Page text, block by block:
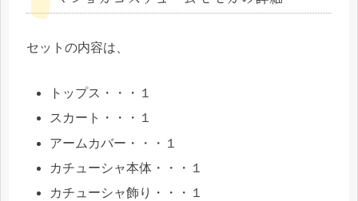
セットの内容は、
トップス・・・１
スカート・・・１
アームカバー・・・１
カチューシャ本体・・・１
カチューシャ飾り・・・１